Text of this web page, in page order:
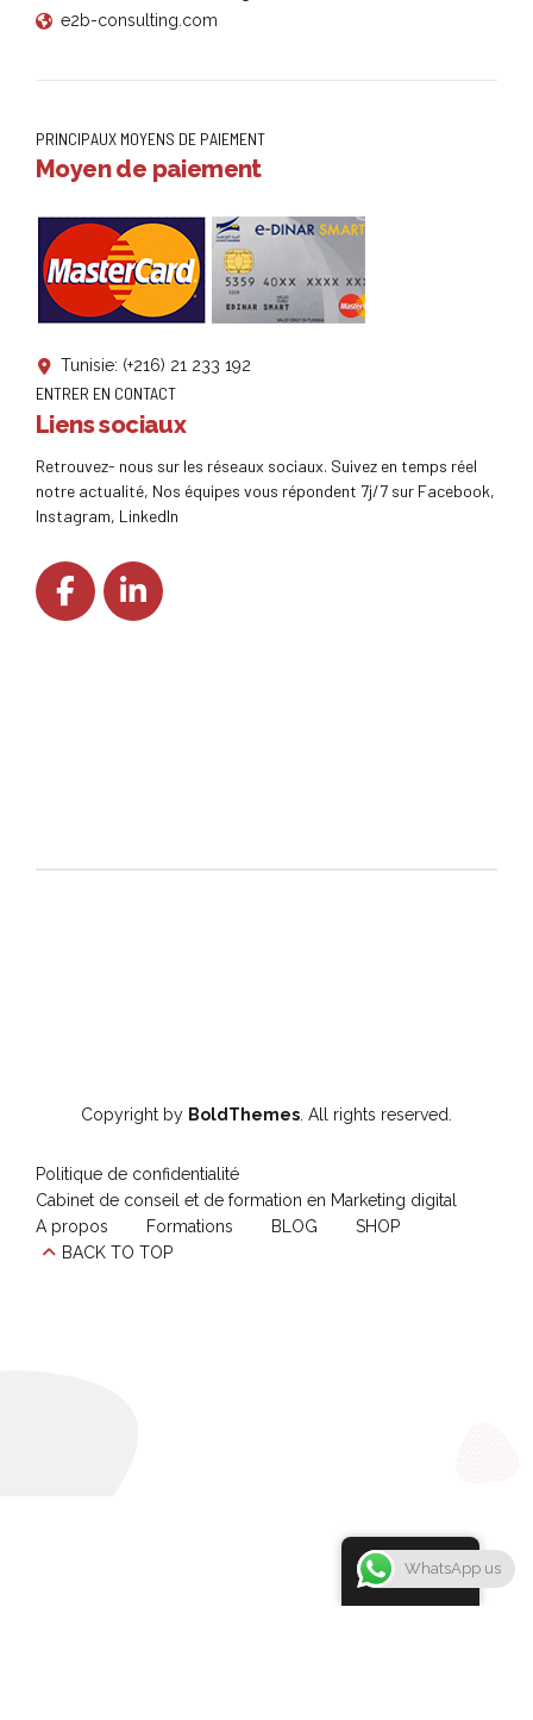
e2b-consulting.com
PRINCIPAUX MOYENS DE PAIEMENT
Moyen de paiement
Tunisie: (+216) 21 233 192
ENTRER EN CONTACT
Liens sociaux
Retrouvez- nous sur les réseaux sociaux. Suivez en temps réel
notre actualité, Nos équipes vous répondent 7j/7 sur Facebook,
Instagram, LinkedIn
Copyright by BoldThemes . All rights reserved.
Politique de confidentialité
Cabinet de conseil et de formation en Marketing digital
A propos
Formations BLOG
SHOP
BACK TO TOP
French
WhatsApp us